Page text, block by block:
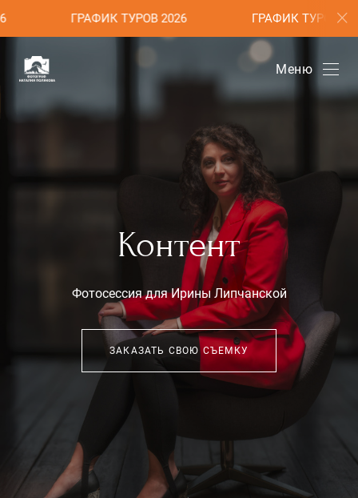
ГРАФИК ТУРОВ 2026 ГРАФИК ТУРОВ 2026
Меню
Контент
Фотосессия для Ирины Липчанской
ЗАКАЗАТЬ СВОЮ СЪЕМКУ